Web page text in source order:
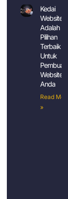
Kedai
Website
Adalah
Pilihan
Terbaik
Untuk
Pembuatan
Website
Anda
Read More
»